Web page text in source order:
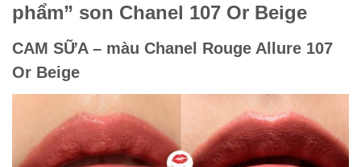
phẩm” son Chanel 107 Or Beige
CAM SỮA – màu Chanel Rouge Allure 107
Or Beige